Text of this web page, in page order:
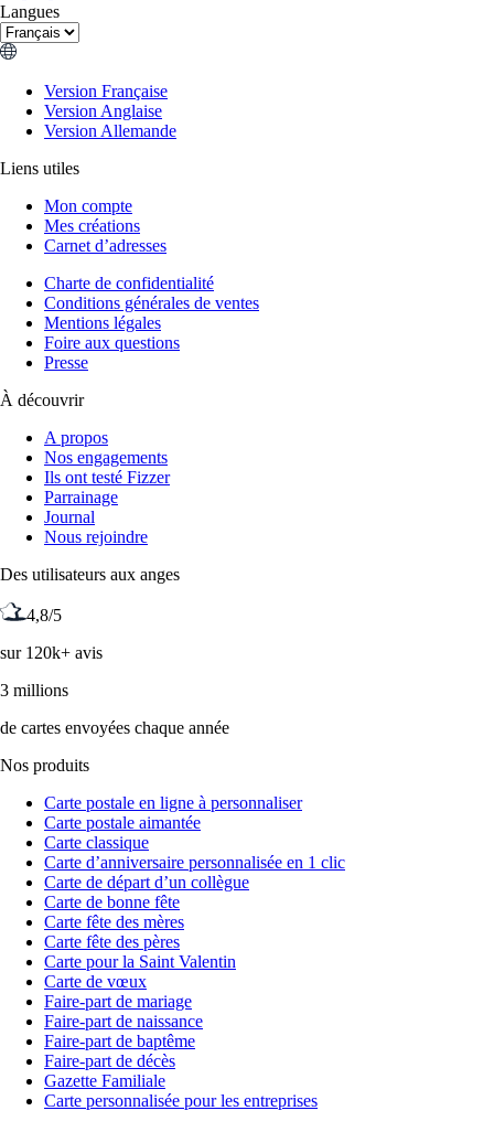
Langues
Version Française
Version Anglaise
Version Allemande
Liens utiles
Mon compte
Mes créations
Carnet d’adresses
Charte de confidentialité
Conditions générales de ventes
Mentions légales
Foire aux questions
Presse
À découvrir
A propos
Nos engagements
Ils ont testé Fizzer
Parrainage
Journal
Nous rejoindre
Des utilisateurs aux anges
4,8/5
sur 120k+ avis
3 millions
de cartes envoyées chaque année
Nos produits
Carte postale en ligne à personnaliser
Carte postale aimantée
Carte classique
Carte d’anniversaire personnalisée en 1 clic
Carte de départ d’un collègue
Carte de bonne fête
Carte fête des mères
Carte fête des pères
Carte pour la Saint Valentin
Carte de vœux
Faire-part de mariage
Faire-part de naissance
Faire-part de baptême
Faire-part de décès
Gazette Familiale
Carte personnalisée pour les entreprises